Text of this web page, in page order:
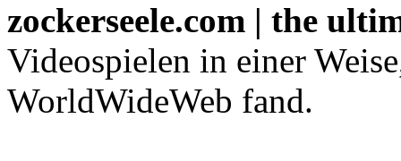
zockerseele.com | the
Videospielen in einer
WorldWideWeb fand.